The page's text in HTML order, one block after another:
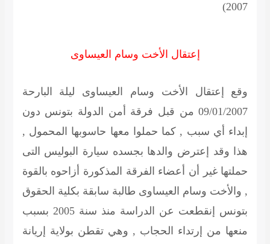
2007)
إعتقال الأخت وسام العيساوى
وقع إعتقال الأخت وسام العيساوى ليلة البارحة
09/01/2007 من قبل فرقة أمن الدولة بتونس دون
إبداء أي سبب , كما حملوا معها حاسوبها المحمول ,
هذا وقد إعترض والدها بجسده سيارة البوليس التى
حملتها غير أن أعضاء الفرقة المذكورة أزاحوه بالقوة
, والأخت وسام العيساوى طالبة سابقة بكلية الحقوق
بتونس إنقطعت عن الدراسة منذ سنة 2005 بسبب
منعها من إرتداء الحجاب , وهي تقطن بولاية إريانة